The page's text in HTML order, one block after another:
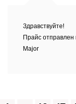
Здравствуйте!
Прайс
Major